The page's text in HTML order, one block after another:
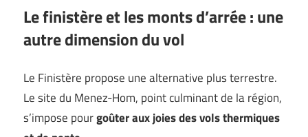
Le finistère et les monts d’arrée : une
autre dimension du vol
Le Finistère propose une alternative plus terrestre.
Le site du Menez-Hom, point culminant de la région,
s’impose pourgoûter aux joies des vols thermiques